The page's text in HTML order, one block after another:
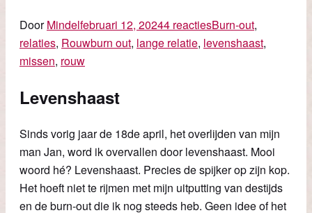
DoorMindelfebruari 12, 20244 reactiesBurn-out,
relaties, Rouwburn out, lange relatie, levenshaast,
missen, rouw
Levenshaast
Sinds vorig jaar de 18de april, het overlijden van mijn
man Jan, word ik overvallen door levenshaast. Mooi
woord hé? Levenshaast. Precies de spijker op zijn kop.
Het hoeft niet te rijmen met mijn uitputting van destijds
en de burn-out die ik nog steeds heb. Geen idee of het